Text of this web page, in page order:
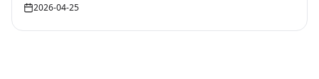
2026-04-25